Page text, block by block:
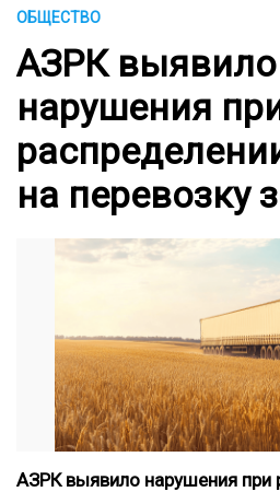
ОБЩЕСТВО
АЗРК выявило
нарушения
на перевозку
АЗРК выявило нарушения при